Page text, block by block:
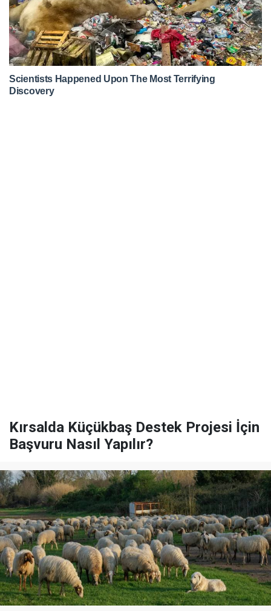
Kırsalda Küçükbaş Destek Projesi İçin
Başvuru Nasıl Yapılır?